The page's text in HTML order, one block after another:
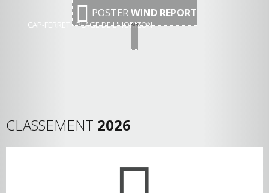
POSTERWIND REPORT
CAP-FERRET - PLAGE DE L'HORIZON
CLASSEMENT 2026